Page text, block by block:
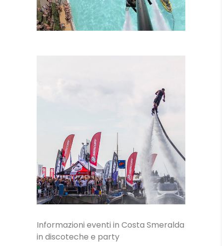
LEZIONI
Informazioni eventi in Costa Smeralda
in discoteche e party